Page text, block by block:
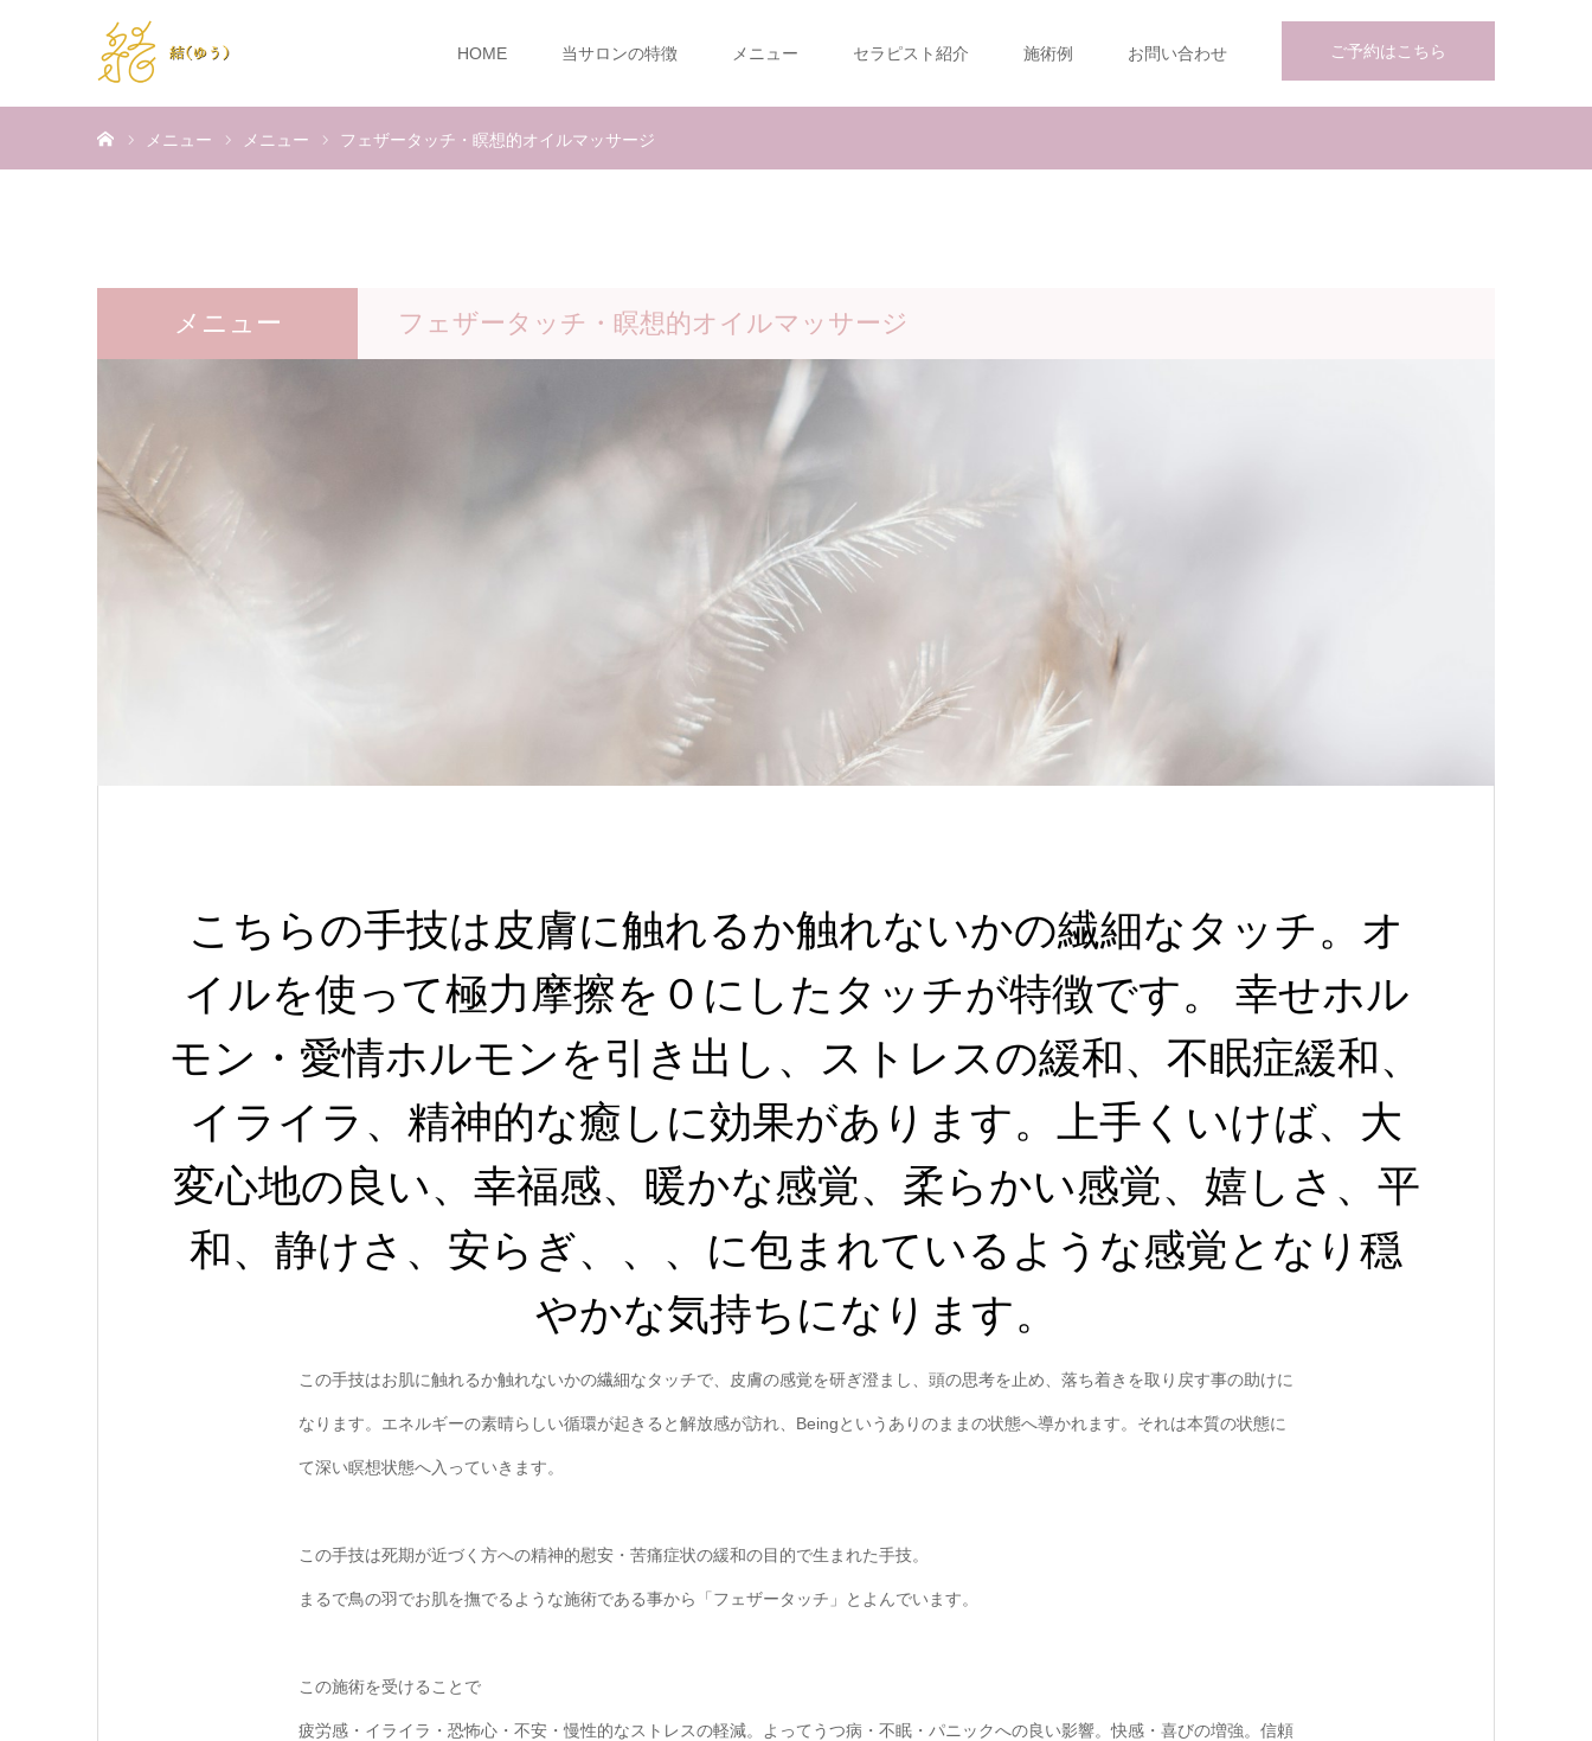
ご予約はこちら
HOME 当サロンの特徴 メニュー セラピスト紹介 施術例 お問い合わせ
メニュー メニュー フェザータッチ・瞑想的オイルマッサージ
メニュー フェザータッチ・瞑想的オイルマッサージ
こちらの手技は皮膚に触れるか触れないかの繊細なタッチ。オ
イルを使って極力摩擦を０にしたタッチが特徴です。 幸せホル
モン・愛情ホルモンを引き出し、ストレスの緩和、不眠症緩和、
イライラ、精神的な癒しに効果があります。上手くいけば、大
変心地の良い、幸福感、暖かな感覚、柔らかい感覚、嬉しさ、平
和、静けさ、安らぎ、、、に包まれているような感覚となり穏
やかな気持ちになります。
この手技はお肌に触れるか触れないかの繊細なタッチで、皮膚の感覚を研ぎ澄まし、頭の思考を止め、落ち着きを取り戻す事の助けに
なります。エネルギーの素晴らしい循環が起きると解放感が訪れ、Beingというありのままの状態へ導かれます。それは本質の状態に
て深い瞑想状態へ入っていきます。
この手技は死期が近づく方への精神的慰安・苦痛症状の緩和の目的で生まれた手技。
まるで鳥の羽でお肌を撫でるような施術である事から「フェザータッチ」とよんでいます。
この施術を受けることで
疲労感・イライラ・恐怖心・不安・慢性的なストレスの軽減。よってうつ病・不眠・パニックへの良い影響。快感・喜びの増強。信頼